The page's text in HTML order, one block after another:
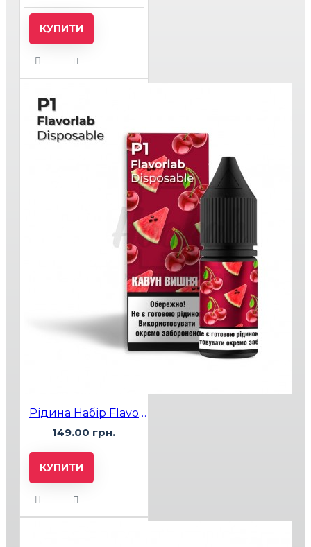
КУПИТИ
Рідина Набір Flavorlab Р1 Watermelon Cherry (Кавун Вишня) 10мл 5%
149.00 грн.
КУПИТИ